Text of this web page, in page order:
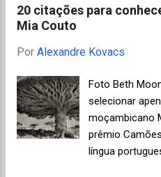
empres...
pequeno
e tola
enumerou três
muitos mais" ,
porque os
de os ler na
citações para
20 citações para
Mia Couto
Por Alexandre Kovacs
Foto Beth
selecionar
moçambicano
prêmio
língua